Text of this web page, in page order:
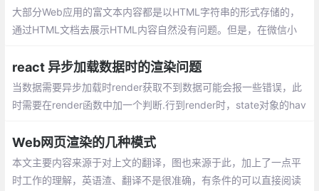
于电商网站商品信息获取等。客户端渲染不
利于搜索引擎优化
大部分Web应用的富文本内容都是以HTML字符串的形式存储的，
通过HTML文档去展示HTML内容自然没有问题。但是，在微信小
react 异步加载数据时的渲染问题
当数据需要异步加载时render获取不到数据可能会报一些错误，此
时需要在render函数中加一个判断.行到render时，state对象的hav
时
Web网页渲染的几种模式
本文主要内容来源于对上文的翻译，图也来源于此，加上了一点平
时工作的理解，英语渣、翻译不是很准确，有条件的可以直接阅读